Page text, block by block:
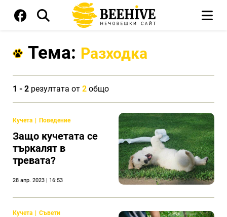
Тема: Разходка
1 - 2 резултата от 2 общо
Кучета Поведение
Защо кучетата се
търкалят в
тревата?
28 апр. 2023 | 16:53
Кучета Съвети